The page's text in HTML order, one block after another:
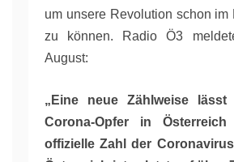
um unsere Revolution schon im
zu können. Radio Ö3
August:
„Eine neue Zählweise
Corona-Opfer in
offizielle Zahl der